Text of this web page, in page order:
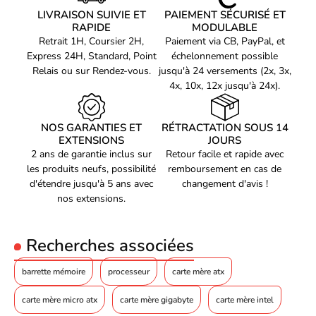
Prise en charge de la
mémoire vitesse
d'horloge
2133,2400,2666,2933,3000,3200
Vitesse d'horloge de la
mémoire prise en charge
3200 MHz
Mémoire interne
maximale
Mémoire sans tampon
Mémoire interne
maximale par
emplacement
stockage pris en charge
HDD & SSD
Interfaces de lecteur de
stockage prises en
charge
M.2, SATA III
Nombre de disque dur
LIVRAISON SUIVIE ET
RAPIDE
Retrait 1H, Coursier 2H,
Express 24H, Standard, Point
Relais ou sur Rendez-vous.
PAIEMENT SÉCURISÉ ET
MODULABLE
Paiement via CB, PayPal, et
échelonnement possible
jusqu'à 24 versements (2x, 3x,
4x, 10x, 12x jusqu'à 24x).
NOS GARANTIES ET
EXTENSIONS
2 ans de garantie inclus sur
les produits neufs, possibilité
d'étendre jusqu'à 5 ans avec
nos extensions.
RÉTRACTATION SOUS 14
JOURS
Retour facile et rapide avec
remboursement en cas de
changement d'avis !
Recherches associées
barrette mémoire processeur carte mère atx
carte mère micro atx carte mère gigabyte carte mère intel